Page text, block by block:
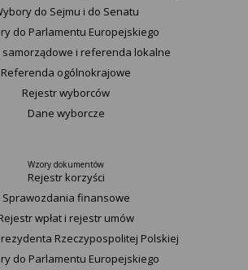
do Sejmu i do Senatu
do Parlamentu Europejskiego
samorządowe i referenda lokalne
Referenda ogólnokrajowe
Rejestr wyborców
Dane wyborcze
Wzory dokumentów
Rejestr korzyści
Sprawozdania finansowe
wpłat i rejestr umów
Rzeczypospolitej Polskiej
do Parlamentu Europejskiego